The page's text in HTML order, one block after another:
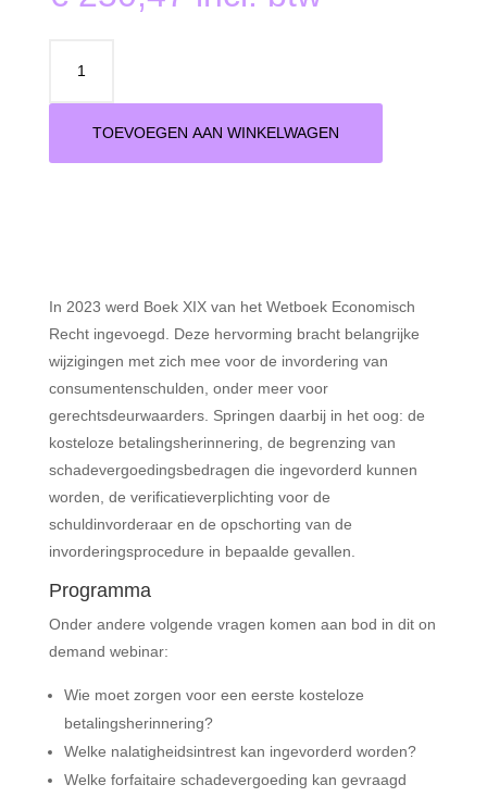
demand
van
TOEVOEGEN AAN WINKELWAGEN
In 2023 werd Boek XIX van het Wetboek Economisch
Recht ingevoegd. Deze hervorming bracht belangrijke
wijzigingen met zich mee voor de invordering van
consumentenschulden, onder meer voor
gerechtsdeurwaarders. Springen daarbij in het oog: de
kosteloze betalingsherinnering, de begrenzing van
schadevergoedingsbedragen die ingevorderd kunnen
worden, de verificatieverplichting voor de
schuldinvorderaar en de opschorting van de
invorderingsprocedure in bepaalde gevallen.
Programma
Onder andere volgende vragen komen aan bod in dit on
demand webinar:
Wie moet zorgen voor een eerste kosteloze
betalingsherinnering?
Welke nalatigheidsintrest kan ingevorderd worden?
Welke forfaitaire schadevergoeding kan gevraagd